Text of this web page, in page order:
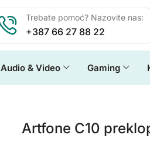
Trebate pomoć? Nazovite nas:
+387 66 27 88 22
Audio & Video Gaming
Artfone C10